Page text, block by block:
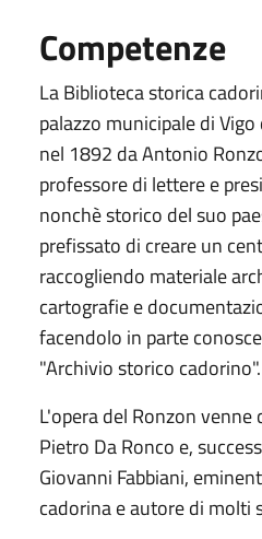
Competenze
La Biblioteca storica
palazzo municipale di
nel 1892 da Antonio
professore di lettere e
nonchè storico del suo
prefissato di creare un
raccogliendo materiale
cartografie e
facendolo in parte
"Archivio storico cadorino".
L'opera del Ronzon
Pietro Da Ronco e,
Giovanni Fabbiani,
cadorina e autore di molti